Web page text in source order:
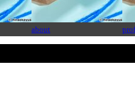
about